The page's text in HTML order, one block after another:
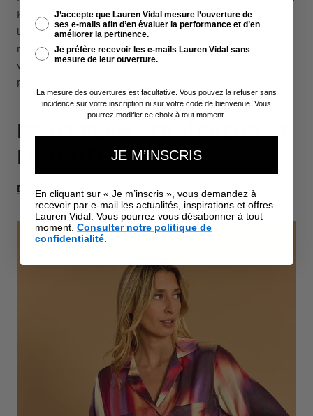
KIARA
Bleu offre des associations faciles et lumineuses tout au
long de la journée. Le Print KIARA se déclinera en tenues où la
robe, la jupe, la chemise ou le pantalon deviennent des
vecteurs d’énergie et de charme, tout en affirmant une
personnalité moderne et raffinée
PRINT FLAM : FRAÎCHEUR ET
FÉMINITÉ
Découvrez nos créations FLAM
J’accepte que Lauren Vidal mesure l’ouverture de
ses e-mails afin d’en évaluer la performance et d’en
améliorer la pertinence.
Je préfère recevoir les e-mails Lauren Vidal sans
mesure de leur ouverture.
La mesure des ouvertures est facultative. Vous pouvez la refuser sans
incidence sur votre inscription ni sur votre code de bienvenue. Vous
pourrez modifier ce choix à tout moment.
JE M’INSCRIS
En cliquant sur « Je m’inscris », vous demandez à
recevoir par e-mail les actualités, inspirations et offres
Lauren Vidal. Vous pourrez vous désabonner à tout
moment. Consulter notre politique de
confidentialité.